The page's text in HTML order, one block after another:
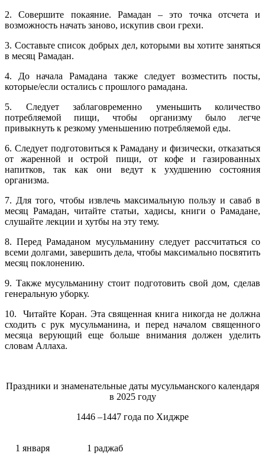
2. Совершите покаяние. Рамадан – это точка отсчета и
возможность начать заново, искупив свои грехи.
3. Составьте список добрых дел, которыми вы хотите заняться
в месяц Рамадан.
4. До начала Рамадана также следует возместить посты,
которые/если остались с прошлого рамадана.
5. Следует заблаговременно уменьшить количество
потребляемой пищи, чтобы организму было легче
привыкнуть к резкому уменьшению потребляемой еды.
6. Следует подготовиться к Рамадану и физически, отказаться
от жаренной и острой пищи, от кофе и газированных
напитков, так как они ведут к ухудшению состояния
организма.
7. Для того, чтобы извлечь максимальную пользу и саваб в
месяц Рамадан, читайте статьи, хадисы, книги о Рамадане,
слушайте лекции и хутбы на эту тему.
8. Перед Рамаданом мусульманину следует рассчитаться со
всеми долгами, завершить дела, чтобы максимально посвятить
месяц поклонению.
9. Также мусульманину стоит подготовить свой дом, сделав
генеральную уборку.
10. Читайте Коран. Эта священная книга никогда не должна
сходить с рук мусульманина, и перед началом священного
месяца верующий еще больше внимания должен уделить
словам Аллаха.
Праздники и знаменательные даты мусульманского календаря
в 2025 году
1446 –1447 года по Хиджре
1 января 1 раджаб